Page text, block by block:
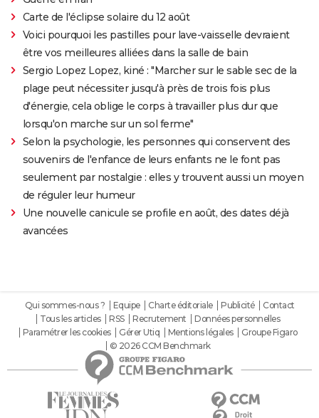
Carte de l'éclipse solaire du 12 août
Voici pourquoi les pastilles pour lave-vaisselle devraient
être vos meilleures alliées dans la salle de bain
Sergio Lopez Lopez, kiné : "Marcher sur le sable sec de la
plage peut nécessiter jusqu'à près de trois fois plus
d'énergie, cela oblige le corps à travailler plus dur que
lorsqu'on marche sur un sol ferme"
Selon la psychologie, les personnes qui conservent des
souvenirs de l'enfance de leurs enfants ne le font pas
seulement par nostalgie : elles y trouvent aussi un moyen
de réguler leur humeur
Une nouvelle canicule se profile en août, des dates déjà
avancées
Qui sommes-nous ? Equipe Charte éditoriale Publicité
Contact
Tous les articles
RSS Recrutement
Données personnelles
Paramétrer les cookies
Gérer Utiq Mentions légales
Groupe Figaro
© 2026 CCM Benchmark